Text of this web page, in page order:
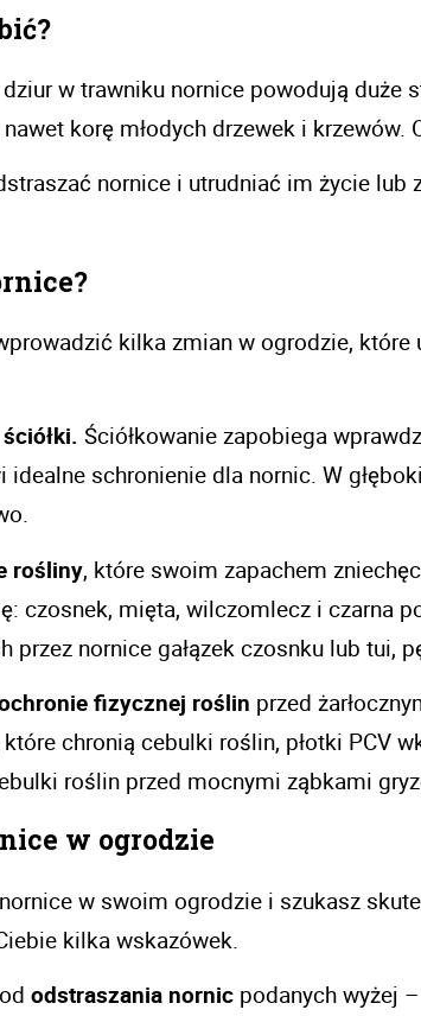
w trawniku nornice powodują duże
korę młodych drzewek i krzewów.
nornice i utrudniać im życie lub
kilka zmian w ogrodzie,
Ściółkowanie zapobiega
schronienie dla nornic. W
rośliny, które swoim zapachem
czosnek, mięta, wilczomlecz i czarna
przez nornice gałązek czosnku lub tui,
fizycznej roślin przed
chronią cebulki roślin, płotki PCV
roślin przed mocnymi ząbkami
w ogrodzie
w swoim ogrodzie i szukasz
kilka wskazówek.
odstraszania nornic podanych wyżej